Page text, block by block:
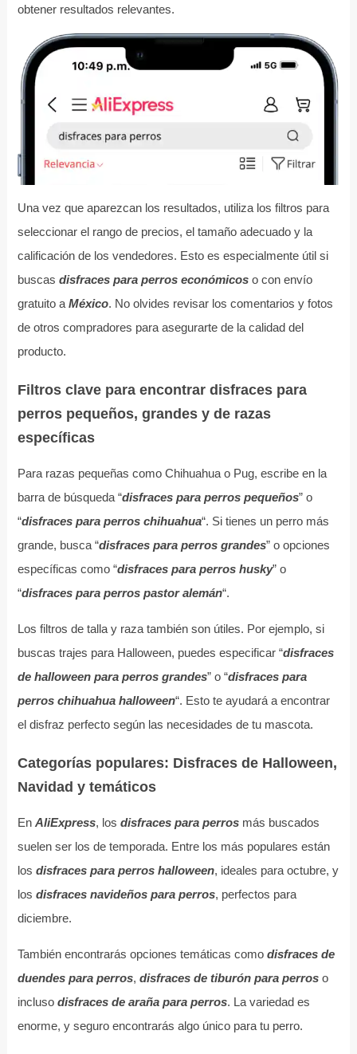
obtener resultados relevantes.
Una vez que aparezcan los resultados, utiliza los filtros para
seleccionar el rango de precios, el tamaño adecuado y la
calificación de los vendedores. Esto es especialmente útil si
buscas disfraces para perros económicoso con envío
gratuito aMéxico. No olvides revisar los comentarios y fotos
de otros compradores para asegurarte de la calidad del
producto.
Filtros clave para encontrar disfraces para
perros pequeños, grandes y de razas
específicas
Para razas pequeñas como Chihuahua o Pug, escribe en la
barra de búsqueda “disfraces para perros pequeños” o
“disfraces para perros chihuahua“. Si tienes un perro más
grande, busca “disfraces para perros grandes” o opciones
específicas como “disfraces para perros husky” o
“disfraces para perros pastor alemán“.
Los filtros de talla y raza también son útiles. Por ejemplo, si
buscas trajes para Halloween, puedes especificar “disfraces
de halloween para perros grandes” o “disfraces para
perros chihuahua halloween“. Esto te ayudará a encontrar
el disfraz perfecto según las necesidades de tu mascota.
Categorías populares: Disfraces de Halloween,
Navidad y temáticos
En AliExpress, los disfraces para perrosmás buscados
suelen ser los de temporada. Entre los más populares están
los disfraces para perros halloween, ideales para octubre, y
los disfraces navideños para perros, perfectos para
diciembre.
También encontrarás opciones temáticas como disfraces de
duendes para perros, disfraces de tiburón para perroso
incluso disfraces de araña para perros. La variedad es
enorme, y seguro encontrarás algo único para tu perro.